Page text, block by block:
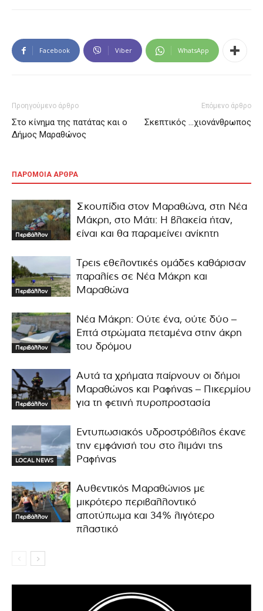
Facebook Viber WhatsApp
Προηγούμενο άρθρο
Στο κίνημα της πατάτας και ο
Δήμος Μαραθώνος
Επόμενο άρθρο
Σκεπτικός …χιονάνθρωπος
ΠΑΡΟΜΟΙΑ ΑΡΘΡΑ
Περιβάλλον
Σκουπίδια στον Μαραθώνα, στη Νέα
Μάκρη, στο Μάτι: Η βλακεία ήταν,
είναι και θα παραμείνει ανίκητη
Περιβάλλον
Τρεις εθελοντικές ομάδες καθάρισαν
παραλίες σε Νέα Μάκρη και
Μαραθώνα
Περιβάλλον
Νέα Μάκρη: Ούτε ένα, ούτε δύο –
Επτά στρώματα πεταμένα στην άκρη
του δρόμου
Περιβάλλον
Αυτά τα χρήματα παίρνουν οι δήμοι
Μαραθώνος και Ραφήνας – Πικερμίου
για τη φετινή πυροπροστασία
LOCAL NEWS
Εντυπωσιακός υδροστρόβιλος έκανε
την εμφάνισή του στο λιμάνι της
Ραφήνας
Περιβάλλον
Αυθεντικός Μαραθώνιος με
μικρότερο περιβαλλοντικό
αποτύπωμα και 34% λιγότερο
πλαστικό